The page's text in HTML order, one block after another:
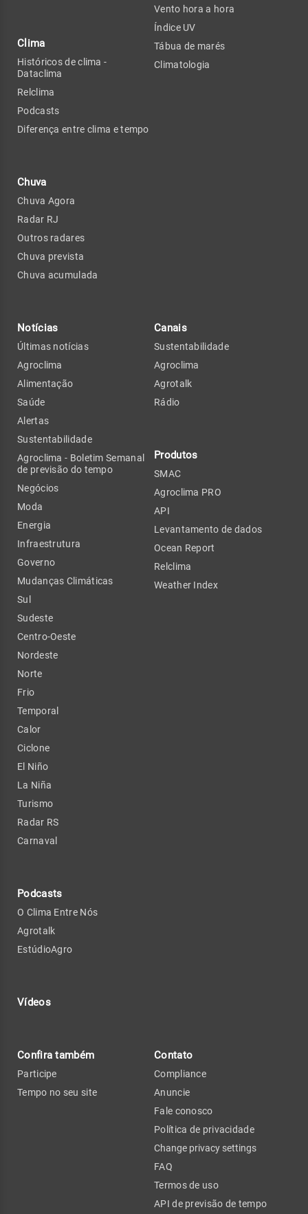
Clima
Históricos de clima -
Dataclima
Relclima
Podcasts
Diferença entre clima e tempo
Chuva
Chuva Agora
Radar RJ
Outros radares
Chuva prevista
Chuva acumulada
Vento hora a hora
Índice UV
Tábua de marés
Climatologia
Notícias
Últimas notícias
Agroclima
Alimentação
Saúde
Alertas
Sustentabilidade
Agroclima - Boletim Semanal
de previsão do tempo
Negócios
Moda
Energia
Infraestrutura
Governo
Mudanças Climáticas
Sul
Sudeste
Centro-Oeste
Nordeste
Norte
Frio
Temporal
Calor
Ciclone
El Niño
La Niña
Turismo
Radar RS
Carnaval
Podcasts
O Clima Entre Nós
Agrotalk
EstúdioAgro
Vídeos
Canais
Sustentabilidade
Agroclima
Agrotalk
Rádio
Produtos
SMAC
Agroclima PRO
API
Levantamento de dados
Ocean Report
Relclima
Weather Index
Confira também
Participe
Tempo no seu site
Contato
Compliance
Anuncie
Fale conosco
Política de privacidade
Change privacy settings
FAQ
Termos de uso
API de previsão de tempo